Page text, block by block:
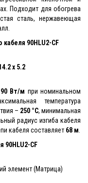
Подходит для обогрева
сталь, нержавеющая
кабеля 90HLU2-CF
x 5.2
90 Вт/м при номинальном
температура
– 250 °С, минимальная
радиус изгиба кабеля
кабеля составляет 68 м
90HLU2-CF
элемент (Матрица)